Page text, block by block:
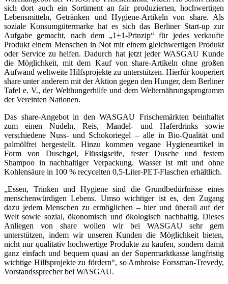
sich dort auch ein Sortiment an fair produzierten, hochwertigen
Lebensmitteln, Getränken und Hygiene-Artikeln von share. Als
soziale Konsumgütermarke hat es sich das Berliner Start-up zur
Aufgabe gemacht, nach dem „1+1-Prinzip“ für jedes verkaufte
Produkt einem Menschen in Not mit einem gleichwertigen Produkt
oder Service zu helfen. Dadurch hat jetzt jeder WASGAU Kunde
die Möglichkeit, mit dem Kauf von share-Artikeln ohne großen
Aufwand weltweite Hilfsprojekte zu unterstützen. Hierfür kooperiert
share unter anderem mit der Aktion gegen den Hunger, dem Berliner
Tafel e. V., der Welthungerhilfe und dem Welternährungsprogramm
der Vereinten Nationen.
Das share-Angebot in den WASGAU Frischemärkten beinhaltet
zum einen Nudeln, Reis, Mandel- und Haferdrinks sowie
verschiedene Nuss- und Schokoriegel – alle in Bio-Qualität und
palmölfrei hergestellt. Hinzu kommen vegane Hygieneartikel in
Form von Duschgel, Flüssigseife, fester Dusche und festem
Shampoo in nachhaltiger Verpackung. Wasser ist mit und ohne
Kohlensäure in 100 % recycelten 0,5-Liter-PET-Flaschen erhältlich.
„Essen, Trinken und Hygiene sind die Grundbedürfnisse eines
menschenwürdigen Lebens. Umso wichtiger ist es, den Zugang
dazu jedem Menschen zu ermöglichen – hier und überall auf der
Welt sowie sozial, ökonomisch und ökologisch nachhaltig. Dieses
Anliegen von share wollen wir bei WASGAU sehr gern
unterstützen, indem wir unseren Kunden die Möglichkeit bieten,
nicht nur qualitativ hochwertige Produkte zu kaufen, sondern damit
ganz einfach und bequem quasi an der Supermarktkasse langfristig
wichtige Hilfsprojekte zu fördern“, so Ambroise Forssman-Trevedy,
Vorstandssprecher bei WASGAU.